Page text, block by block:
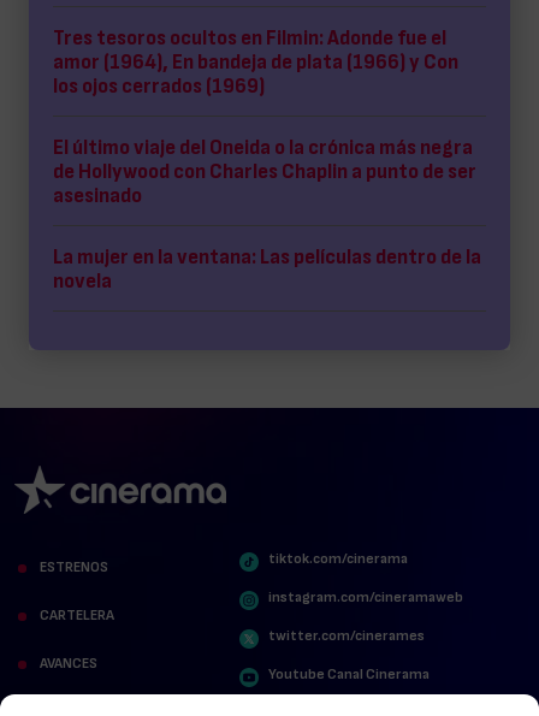
Tres tesoros ocultos en Filmin: Adonde fue el
amor (1964), En bandeja de plata (1966) y Con
los ojos cerrados (1969)
El último viaje del Oneida o la crónica más negra
de Hollywood con Charles Chaplin a punto de ser
asesinado
La mujer en la ventana: Las películas dentro de la
novela
ESTRENOS
CARTELERA
AVANCES
tiktok.com/cinerama
instagram.com/cineramaweb
twitter.com/cinerames
Youtube Canal Cinerama